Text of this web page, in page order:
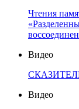
Чтения
Видео
Видео